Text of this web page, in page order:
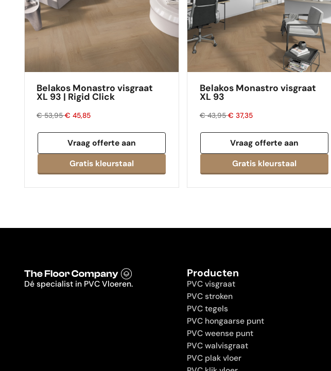
Belakos Monastro visgraat
XL 93 | Rigid Click
€ 53,95€ 45,85
Vraag offerte aan
Belakos Monastro visgraat
XL 93
€ 43,95€ 37,35
Vraag offerte aan
Dé specialist in PVC Vloeren.
Producten
PVC visgraat
PVC stroken
PVC tegels
PVC hongaarse punt
PVC weense punt
PVC walvisgraat
PVC plak vloer